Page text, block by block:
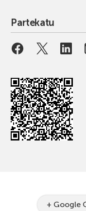
Partekatu
+ Google